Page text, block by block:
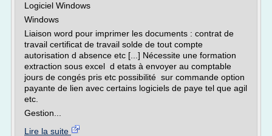
Logiciel Windows
Windows
Liaison word pour imprimer les documents : contrat de
travail certificat de travail solde de tout compte
autorisation d absence etc [...] Nécessite une formation
extraction sous excel d etats à envoyer au comptable
jours de congés pris etc possibilité sur commande option
payante de lien avec certains logiciels de paye tel que agil
etc.
Gestion...
Lire la suite